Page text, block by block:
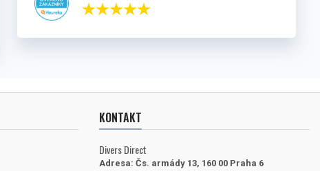
KONTAKT
Divers Direct
Adresa: Čs. armády 13, 160 00 Praha 6